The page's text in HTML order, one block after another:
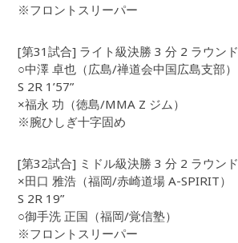
※フロントスリーパー
[第31試合] ライト級決勝 3 分 2 ラウンド
○中澤 卓也（広島/禅道会中国広島支部）
S 2R 1’57”
×福永 功（徳島/MMA Z ジム）
※腕ひしぎ十字固め
[第32試合] ミドル級決勝 3 分 2 ラウンド
×田口 雅浩（福岡/赤崎道場 A-SPIRIT）
S 2R 19”
○御手洗 正国（福岡/覚信塾）
※フロントスリーパー